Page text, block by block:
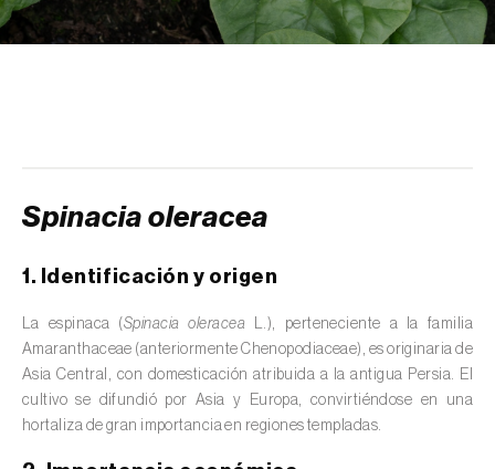
Alcaravea (Carum carvi)
Gossypium spp.
Aliso (Alnus glutinosa)
Almendro ( Prunus dulcis
Altramuz ( Lupinus spp.
Spinacia oleracea
1. Identificación y origen
La espinaca (Spinacia oleracea L.), perteneciente a la familia
Amaranthaceae (anteriormente Chenopodiaceae), es originaria de
Asia Central, con domesticación atribuida a la antigua Persia. El
cultivo se difundió por Asia y Europa, convirtiéndose en una
hortaliza de gran importancia en regiones templadas.